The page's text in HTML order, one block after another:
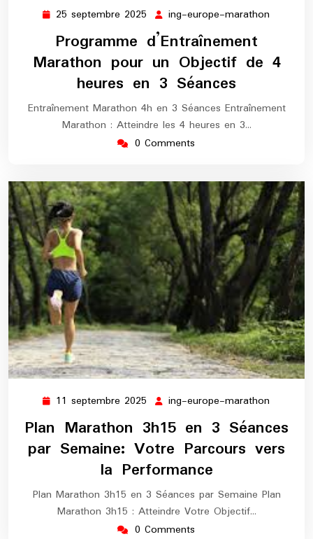
25 septembre 2025 25
septembre
2025
ing-europe-marathon
Programme d’Entraînement
Marathon pour un Objectif de 4
heures en 3 Séances
Entraînement Marathon 4h en 3 Séances Entraînement
Marathon : Atteindre les 4 heures en 3…
0 Comments
11 septembre 2025 11
septembre
2025
ing-europe-marathon
Plan Marathon 3h15 en 3 Séances
par Semaine: Votre Parcours vers
la Performance
Plan Marathon 3h15 en 3 Séances par Semaine Plan
Marathon 3h15 : Atteindre Votre Objectif…
0 Comments